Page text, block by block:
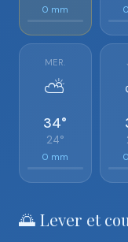
0 mm
MER.
⛅
34°
24°
0 mm
🌅 Lever et